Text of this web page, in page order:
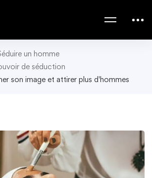
un homme
de séduction
son image et attirer plus d'hommes